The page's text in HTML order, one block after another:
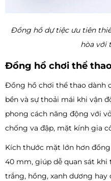
Đồng hồ dự tiệc ưu tiên
hòa với
Đồng hồ chơi thể
Đồng hồ chơi thể thao dành
bền và sự thoải mái khi vận
phong cách năng động với
chống va đập, mặt kính gia
Kích thước mặt lớn hơn
40 mm, giúp dễ quan sát khi
trắng, hồng, xanh dương